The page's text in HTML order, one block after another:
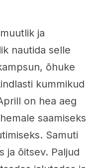
ja
nautida selle
õhuke
kummikud
on hea aeg
saamiseks
Samuti
ja õitsev. Paljud